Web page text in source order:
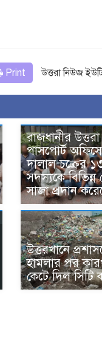
Print উত্তরা নিউজ
রাজধানীর
পাসপোর্ট
দালাল চক্রের
সদস্যকে বিভিন্ন
সাজা প্রদান
উত্তরখানে
হামলার পর
কেটে দিল